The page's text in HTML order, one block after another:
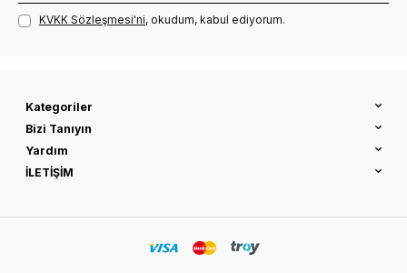
KVKK Sözleşmesi'ni, okudum, kabul ediyorum.
Kategoriler
Bizi Tanıyın
Yardım
İLETİŞİM